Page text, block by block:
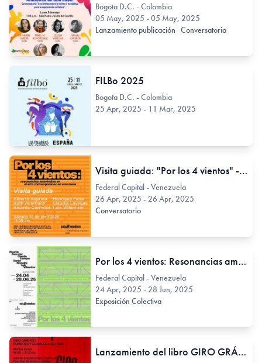
Bogota D.C. - Colombia
05 May, 2025 - 05 May, 2025
Lanzamiento publicación Conversatorio
FILBo 2025
Bogota D.C. - Colombia
25 Apr, 2025 - 11 Mar, 2025
Visita guiada: "Por los 4 vientos" - Resonancias amerindias en el arte contemporáneo en Venezuela
Federal Capital - Venezuela
26 Apr, 2025 - 26 Apr, 2025
Conversatorio
Por los 4 vientos: Resonancias amerindias en el arte contemporáneo en Venezuela
Federal Capital - Venezuela
24 Apr, 2025 - 28 Jun, 2025
Exposición Colectiva
Lanzamiento del libro GIRO GRÁFICO. RUMORES Y CLAMORES DEL SUR